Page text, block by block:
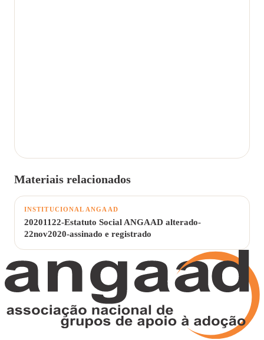
Materiais relacionados
INSTITUCIONAL ANGAAD
20201122-Estatuto Social ANGAAD alterado-
22nov2020-assinado e registrado